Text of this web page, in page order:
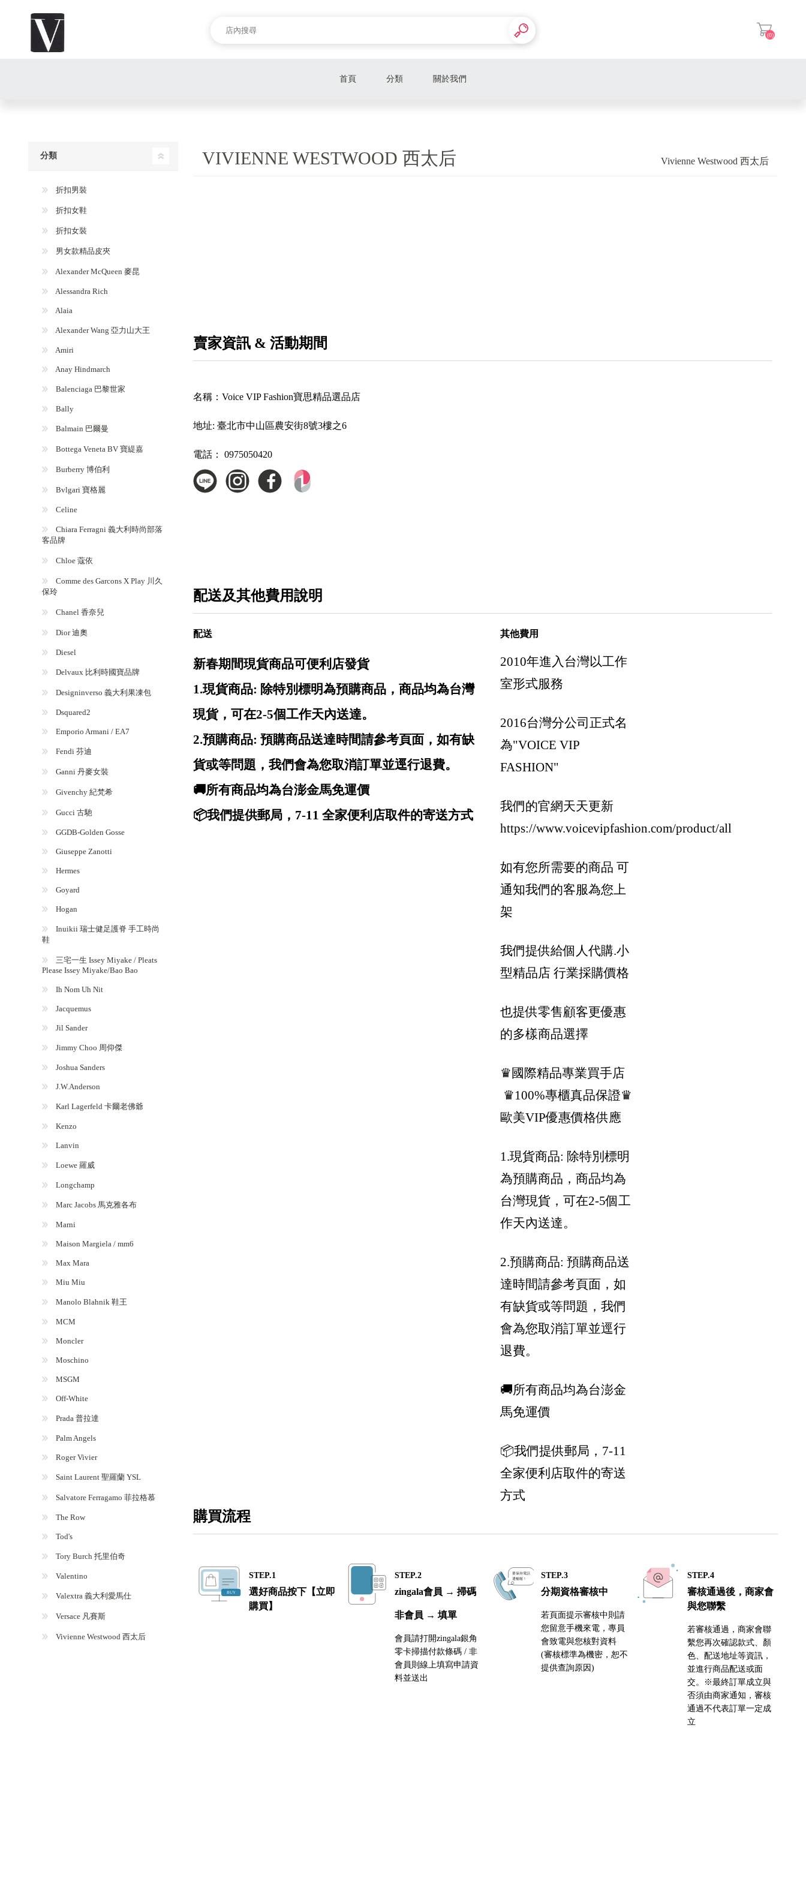
(0)
首頁 分類
Balenciaga 巴黎世家
Designinverso 義大利果凍包
Emporio Armani / EA7
Fendi 芬迪
Givenchy 紀梵希
Inuikii 瑞士健足護脊 手工時尚鞋
Roger Vivier
Saint Laurent 聖羅蘭 YSL
Salvatore Ferragamo 菲拉格慕
The Row
Tod's
關於我們
VIVIENNE WESTWOOD 西太后 Vivienne Westwood 西太后
賣家資訊 & 活動期間
名稱： Voice VIP Fashion寶思精品選品店
地址: 臺北市中山區農安街8號3樓之6
電話： 0975050420
配送及其他費用說明
配送
新春期間現貨商品可便利店發貨
1.現貨商品: 除特別標明為預購商品，商品均為台灣
現貨，可在2-5個工作天內送達。
2.預購商品: 預購商品送達時間請參考頁面，如有缺
貨或等問題，我們會為您取消訂單並逕行退費。
🚚所有商品均為台澎金馬免運價
📦我們提供郵局，7-11 全家便利店取件的寄送方式
其他費用
2010年進入台灣以工作
室形式服務
2016台灣分公司正式名
為"VOICE VIP
FASHION"
我們的官網天天更新
https://www.voicevipfashion.com/product/all
如有您所需要的商品 可
通知我們的客服為您上
架
我們提供給個人代購.小
型精品店 行業採購價格
也提供零售顧客更優惠
的多樣商品選擇
♛國際精品專業買手店
♛100%專櫃真品保證♛
歐美VIP優惠價格供應
1.現貨商品: 除特別標明
為預購商品，商品均為
台灣現貨，可在2-5個工
作天內送達。
2.預購商品: 預購商品送
達時間請參考頁面，如
有缺貨或等問題，我們
會為您取消訂單並逕行
退費。
🚚所有商品均為台澎金
馬免運價
📦我們提供郵局，7-11
全家便利店取件的寄送
方式
購買流程
STEP.1
選好商品按下【立即
購買】
STEP.2
zingala會員 → 掃碼
非會員 → 填單
會員請打開zingala銀角
零卡掃描付款條碼 / 非
會員則線上填寫申請資
料並送出
STEP.3
分期資格審核中
若頁面提示審核中則請
您留意手機來電，專員
會致電與您核對資料
(審核標準為機密，恕不
提供查詢原因)
STEP.4
審核通過後，商家會
與您聯繫
若審核通過，商家會聯
繫您再次確認款式、顏
色、配送地址等資訊，
並進行商品配送或面
交。※最終訂單成立與
否須由商家通知，審核
通過不代表訂單一定成
立
分類
折扣男裝
折扣女鞋
折扣女裝
男女款精品皮夾
Alexander McQueen 麥昆
Alessandra Rich
Alaia
Alexander Wang 亞力山大王
Amiri
Anay Hindmarch
Balenciaga 巴黎世家
Bally
Balmain 巴爾曼
Bottega Veneta BV 寶緹嘉
Burberry 博伯利
Bvlgari 寶格麗
Celine
Chiara Ferragni 義大利時尚部落
客品牌
Chloe 蔻依
Comme des Garcons X Play 川久
保玲
Chanel 香奈兒
Dior 迪奧
Diesel
Delvaux 比利時國寶品牌
Designinverso 義大利果凍包
Dsquared2
Emporio Armani / EA7
Fendi 芬迪
Ganni 丹麥女裝
Givenchy 紀梵希
Gucci 古馳
GGDB-Golden Gosse
Giuseppe Zanotti
Hermes
Goyard
Hogan
Inuikii 瑞士健足護脊 手工時尚
鞋
三宅一生 Issey Miyake / Pleats
Please Issey Miyake/Bao Bao
Ih Nom Uh Nit
Jacquemus
Jil Sander
Jimmy Choo 周仰傑
Joshua Sanders
J.W.Anderson
Karl Lagerfeld 卡爾老佛爺
Kenzo
Lanvin
Loewe 羅威
Longchamp
Marc Jacobs 馬克雅各布
Marni
Maison Margiela / mm6
Max Mara
Miu Miu
Manolo Blahnik 鞋王
MCM
Moncler
Moschino
MSGM
Off-White
Prada 普拉達
Palm Angels
Roger Vivier
Saint Laurent 聖羅蘭 YSL
Salvatore Ferragamo 菲拉格慕
The Row
Tod's
Tory Burch 托里伯奇
Valentino
Valextra 義大利愛馬仕
Versace 凡賽斯
Vivienne Westwood 西太后